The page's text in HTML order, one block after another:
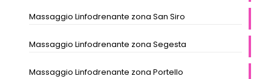
Massaggio Linfodrenante zona San Siro
Massaggio Linfodrenante zona Segesta
Massaggio Linfodrenante zona Portello